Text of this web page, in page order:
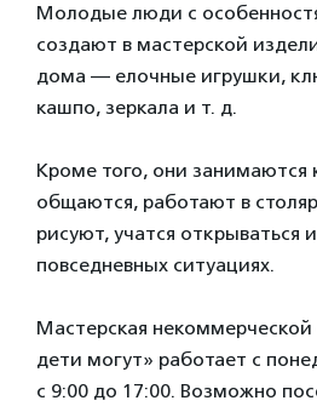
Молодые люди с
создают в мастерской
дома — елочные игрушки,
кашпо, зеркала и т. д.
Кроме того, они занимаются
общаются, работают в
рисуют, учатся открываться
повседневных ситуациях.
Мастерская некоммерческой
дети могут»​ работает с
с 9:00 до 17:00. Возможно